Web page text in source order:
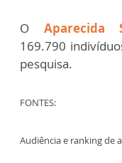
O Aparecida
169.790
pesquisa.
FONTES:
Audiência e ranking de